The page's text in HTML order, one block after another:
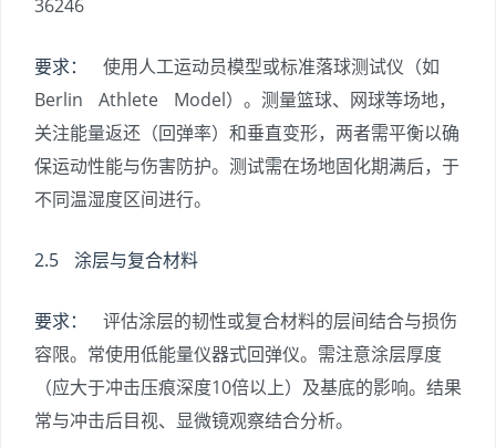
36246
要求：
使用人工运动员模型或标准落球测试仪（如
Berlin Athlete Model）。测量篮球、网球等场地，
关注能量返还（回弹率）和垂直变形，两者需平衡以确
保运动性能与伤害防护。测试需在场地固化期满后，于
不同温湿度区间进行。
2.5 涂层与复合材料
要求：
评估涂层的韧性或复合材料的层间结合与损伤
容限。常使用低能量仪器式回弹仪。需注意涂层厚度
（应大于冲击压痕深度10倍以上）及基底的影响。结果
常与冲击后目视、显微镜观察结合分析。